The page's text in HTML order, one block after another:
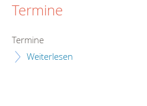
Termine
Termine
Weiterlesen